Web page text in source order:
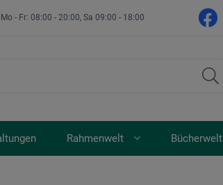
Mo - Fr: 08:00 - 20:00, Sa 09:00 - 18:00
Rahmenwelt Bücherwelt